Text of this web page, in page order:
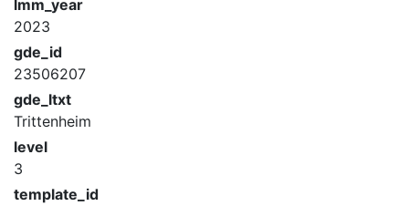
lmm_year
2023
gde_id
23506207
gde_ltxt
Trittenheim
level
3
template_id